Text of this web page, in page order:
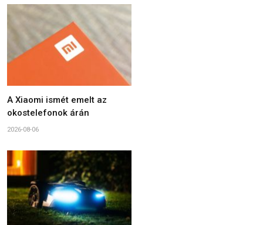
A Xiaomi ismét emelt az
okostelefonok árán
2026-08-06